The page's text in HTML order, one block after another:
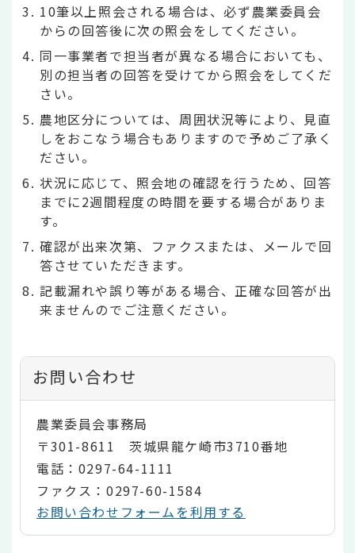
10筆以上照会される場合は、必ず農業委員会
からの回答後に次の照会をしてください。
同一事業者で担当者が異なる場合においても、
別の担当者の回答を受けてから照会をしてくだ
さい。
農地区分については、周囲状況等により、見直
しをおこなう場合もありますので予めご了承く
ださい。
状況に応じて、照会地の確認を行うため、回答
までに2週間程度の時間を要する場合がありま
す。
確認が出来次第、ファクスまたは、メールで回
答させていただきます。
記載漏れや誤り等がある場合、正確な回答が出
来ませんのでご注意ください。
お問い合わせ
農業委員会事務局
〒301-8611 茨城県龍ケ崎市3710番地
電話：0297-64-1111
ファクス：0297-60-1584
お問い合わせフォームを利用する